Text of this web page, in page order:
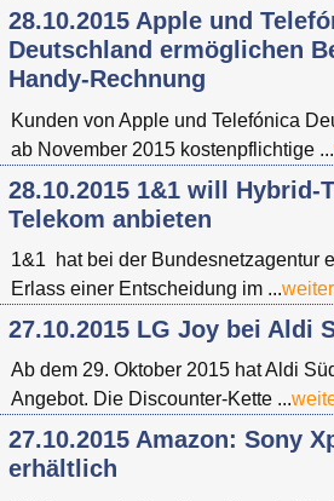
28.10.2015 Apple und
Deutschland ermöglichen
Handy-Rechnung
Kunden von Apple und Telefónica
ab November 2015 kostenpflichtige ...
28.10.2015 1&1 will Hybrid-
Telekom anbieten
1&1 hat bei der Bundesnetzagentur
Erlass einer Entscheidung im ...weiter
27.10.2015 LG Joy bei Aldi
Ab dem 29. Oktober 2015 hat Aldi
Angebot. Die Discounter-Kette ...
27.10.2015 Amazon: Sony
erhältlich